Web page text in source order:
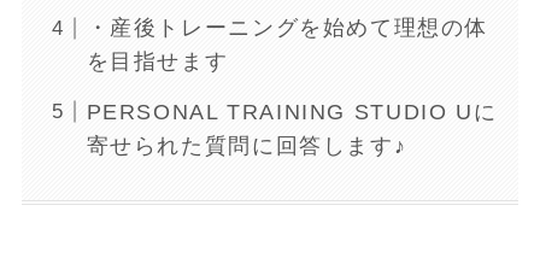
・産後トレーニングを始めて理想の体
を目指せます
PERSONAL TRAINING STUDIO Uに
寄せられた質問に回答します♪